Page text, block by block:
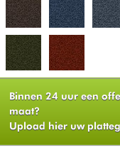
Binnen 24 uur een
maat?
Upload hier uw